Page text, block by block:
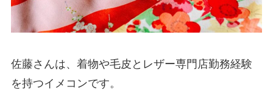
佐藤さんは、着物や毛皮とレザー専門店勤務経験
を持つイメコンです。